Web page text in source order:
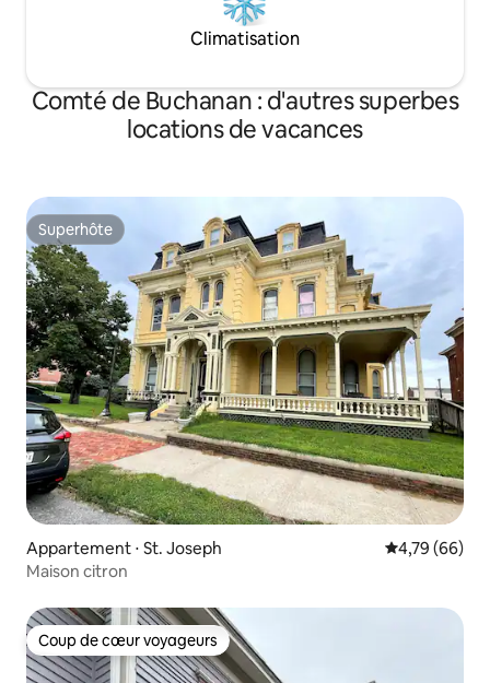
Climatisation
Comté de Buchanan : d'autres superbes
locations de vacances
Superhôte
Superhôte
Appartement ⋅ St. Joseph Évaluation
4,79 (66)
Maison citron
Coup de cœur voyageurs
Coup de cœur voyageurs